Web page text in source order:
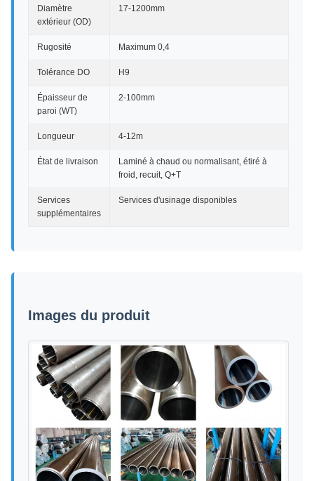
Diamètre
extérieur (OD)
17-1200mm
Rugosité Maximum 0,4
Tolérance DO H9
Épaisseur de
paroi (WT)
2-100mm
Longueur 4-12m
État de livraison
Laminé à chaud ou normalisant, étiré à
froid, recuit, Q+T
Services
supplémentaires
Services d'usinage disponibles
Images du produit